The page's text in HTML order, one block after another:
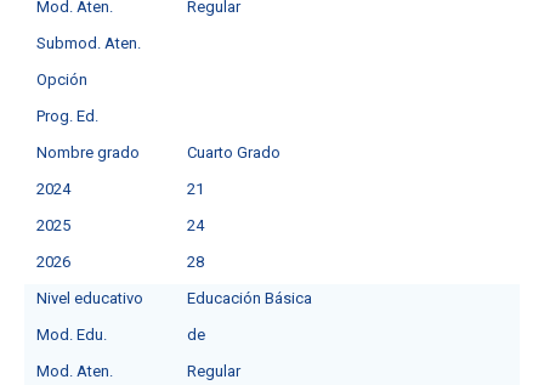
Mod. Aten.
Regular
Submod. Aten.
Opción
Prog. Ed.
Nombre grado
Cuarto Grado
2024
21
2025
24
2026
28
Nivel educativo
Educación Básica
Mod. Edu.
deㅤ
Mod. Aten.
Regular